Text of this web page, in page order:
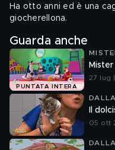
Ha otto anni ed è una
giocherellona.
Guarda anche
PUNTATA INTERA
27 lug
Il
05 ott